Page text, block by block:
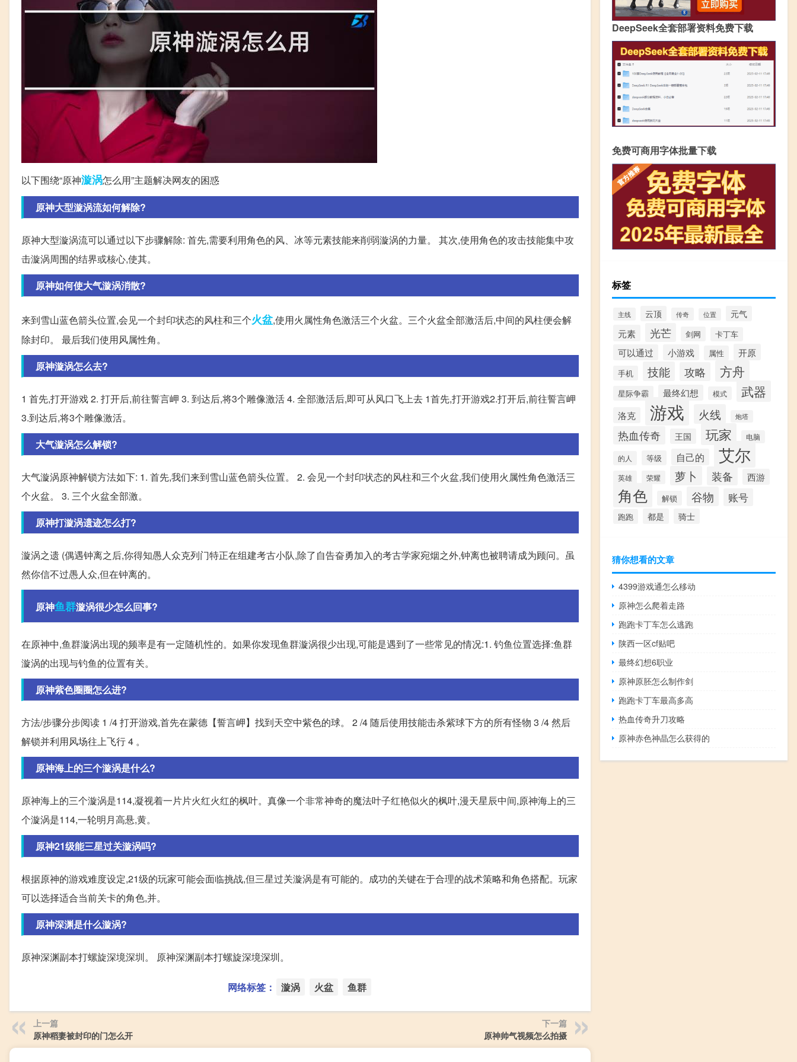
以下围绕“原神漩涡怎么用”主题解决网友的困惑
原神大型漩涡流如何解除?
原神大型漩涡流可以通过以下步骤解除: 首先,需要利用角色的风、冰等元素技能来削弱漩涡的力量。 其次,使用角色的攻击技能集中攻
击漩涡周围的结界或核心,使其。
原神如何使大气漩涡消散?
来到雪山蓝色箭头位置,会见一个封印状态的风柱和三个火盆,使用火属性角色激活三个火盆。三个火盆全部激活后,中间的风柱便会解
除封印。 最后我们使用风属性角。
原神漩涡怎么去?
1 首先,打开游戏 2. 打开后,前往誓言岬 3. 到达后,将3个雕像激活 4. 全部激活后,即可从风口飞上去 1首先,打开游戏2.打开后,前往誓言岬
3.到达后,将3个雕像激活。
大气漩涡怎么解锁?
大气漩涡原神解锁方法如下: 1. 首先,我们来到雪山蓝色箭头位置。 2. 会见一个封印状态的风柱和三个火盆,我们使用火属性角色激活三
个火盆。 3. 三个火盆全部激。
原神打漩涡遗迹怎么打?
漩涡之遗 (偶遇钟离之后,你得知愚人众克列门特正在组建考古小队,除了自告奋勇加入的考古学家宛烟之外,钟离也被聘请成为顾问。虽
然你信不过愚人众,但在钟离的。
原神鱼群漩涡很少怎么回事?
在原神中,鱼群漩涡出现的频率是有一定随机性的。如果你发现鱼群漩涡很少出现,可能是遇到了一些常见的情况:1. 钓鱼位置选择:鱼群
漩涡的出现与钓鱼的位置有关。
原神紫色圈圈怎么进?
方法/步骤分步阅读 1 /4 打开游戏,首先在蒙德【誓言岬】找到天空中紫色的球。 2 /4 随后使用技能击杀紫球下方的所有怪物 3 /4 然后
解锁并利用风场往上飞行 4 。
原神海上的三个漩涡是什么?
原神海上的三个漩涡是114,凝视着一片片火红火红的枫叶。真像一个非常神奇的魔法叶子红艳似火的枫叶,漫天星辰中间,原神海上的三
个漩涡是114,一轮明月高悬,黄。
原神21级能三星过关漩涡吗?
根据原神的游戏难度设定,21级的玩家可能会面临挑战,但三星过关漩涡是有可能的。成功的关键在于合理的战术策略和角色搭配。玩家
可以选择适合当前关卡的角色,并。
原神深渊是什么漩涡?
原神深渊副本打螺旋深境深圳。 原神深渊副本打螺旋深境深圳。
网络标签： 漩涡 火盆 鱼群
上一篇
原神稻妻被封印的门怎么开
下一篇
原神帅气视频怎么拍摄
DeepSeek全套部署资料免费下载
免费可商用字体批量下载
标签
主线 云顶 传奇 位置 元气
元素 光芒 剑网 卡丁车
可以通过 小游戏 属性 开原
手机 技能 攻略 方舟
星际争霸 最终幻想 模式 武器
洛克 游戏 火线 炮塔
热血传奇 王国 玩家 电脑
的人 等级 自己的 艾尔
英雄 荣耀 萝卜 装备 西游
角色 解锁 谷物 账号
跑跑 都是 骑士
猜你想看的文章
4399游戏通怎么移动
原神怎么爬着走路
跑跑卡丁车怎么逃跑
陕西一区cf贴吧
最终幻想6职业
原神原胚怎么制作剑
跑跑卡丁车最高多高
热血传奇升刀攻略
原神赤色神晶怎么获得的